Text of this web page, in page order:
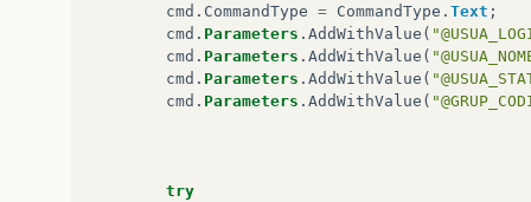
cmd . CommandType = CommandType . Text ;
cmd . Parameters . AddWithValue (
cmd . Parameters . AddWithValue (
cmd . Parameters . AddWithValue (
cmd . Parameters . AddWithValue (
try